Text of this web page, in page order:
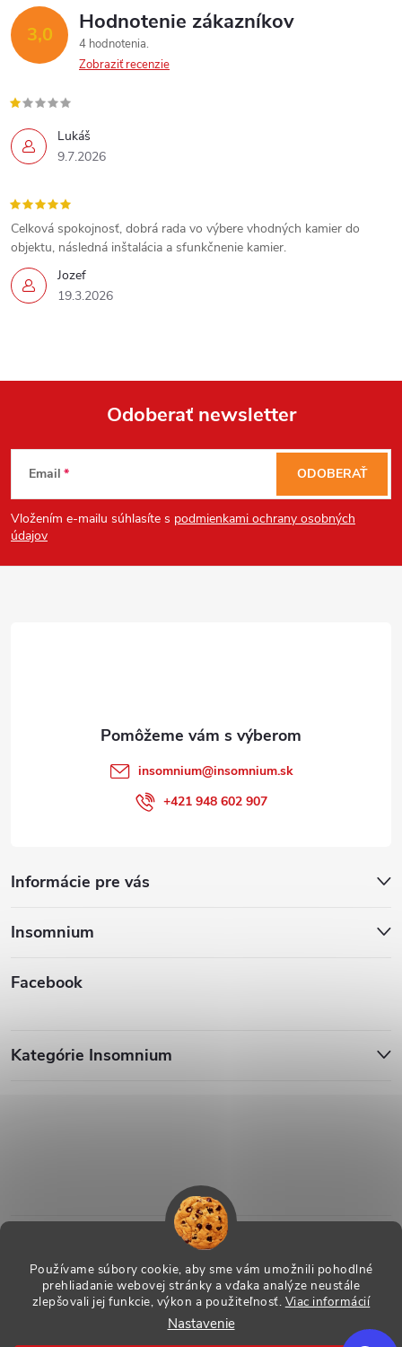
Používame súbory cookie, aby sme vám umožnili pohodlné
prehliadanie webovej stránky a vďaka analýze neustále
zlepšovali jej funkcie, výkon a použiteľnosť. Viac informácií
Nastavenie
3,0 Hodnotenie zákazníkov
4 hodnotenia
Zobraziť recenzie
Lukáš
9.7.2026
Jozef
19.3.2026
Celková spokojnosť, dobrá rada vo výbere vhodných kamier do
objektu, následná inštalácia a sfunkčnenie kamier.
Z
á
p
Odoberať newsletter
Email
Vložením e-mailu súhlasíte s podmienkami ochrany osobných
údajov
ODOBERAŤ
Informácie pre vás
Insomnium
Facebook
insomnium@insomnium.sk
+421 948 602 907
Kategórie Insomnium
ESHOP - Insomnium, s.r.o. . Všetky práva vyhradené.